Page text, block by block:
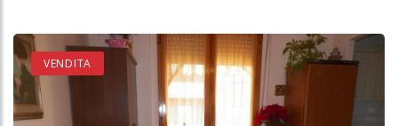
VENDITA